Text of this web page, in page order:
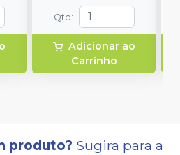
Qtd :
Adicionar ao
Carrinho
produto? Sugira para a